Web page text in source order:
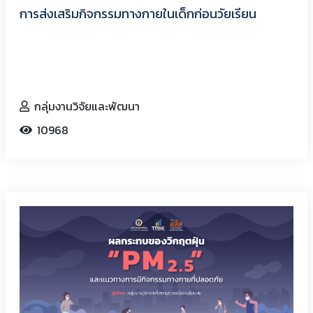
การส่งเสริมกิจกรรมทางกายในเด็กก่อนวัยเรียน
กลุ่มงานวิจัยและพัฒนา
10968